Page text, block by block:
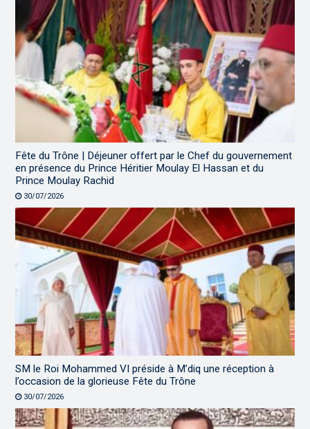
Fête du Trône | Déjeuner offert par le Chef du gouvernement
en présence du Prince Héritier Moulay El Hassan et du
Prince Moulay Rachid
30/07/2026
SM le Roi Mohammed VI préside à M’diq une réception à
l’occasion de la glorieuse Fête du Trône
30/07/2026